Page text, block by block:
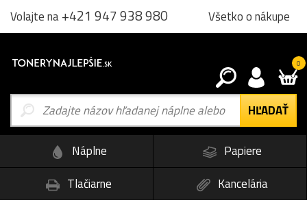
Volajte na+421 947 938 980 Všetko o nákupe
0
Náplne
Papiere
Tlačiarne
Kancelária